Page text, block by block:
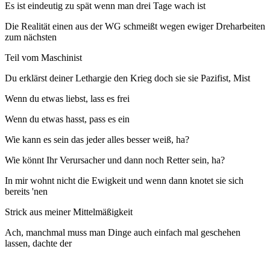
Es ist eindeutig zu spät wenn man drei Tage wach ist
Die Realität einen aus der WG schmeißt wegen ewiger Dreharbeiten
zum nächsten
Teil vom Maschinist
Du erklärst deiner Lethargie den Krieg doch sie sie Pazifist, Mist
Wenn du etwas liebst, lass es frei
Wenn du etwas hasst, pass es ein
Wie kann es sein das jeder alles besser weiß, ha?
Wie könnt Ihr Verursacher und dann noch Retter sein, ha?
In mir wohnt nicht die Ewigkeit und wenn dann knotet sie sich
bereits 'nen
Strick aus meiner Mittelmäßigkeit
Ach, manchmal muss man Dinge auch einfach mal geschehen
lassen, dachte der